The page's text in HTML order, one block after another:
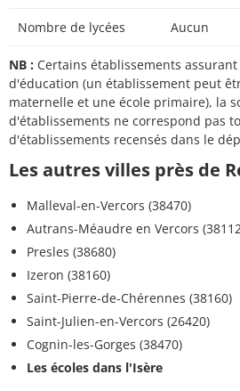
Nombre de lycées Aucun
NB : Certains établissements
d'éducation (un établissement peut
maternelle et une école primaire), la
d'établissements ne correspond pas
d'établissements recensés dans le
Les autres villes près de
Malleval-en-Vercors (38470)
Autrans-Méaudre en Vercors
Presles (38680)
Izeron (38160)
Saint-Pierre-de-Chérennes (38160)
Saint-Julien-en-Vercors (26420)
Cognin-les-Gorges (38470)
Les écoles dans l'Isère